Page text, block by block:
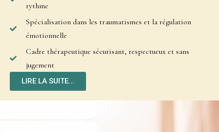
rythme
Spécialisation dans les traumatismes et la régulation
émotionnelle
Cadre thérapeutique sécurisant, respectueux et sans
jugement
LIRE LA SUITE...